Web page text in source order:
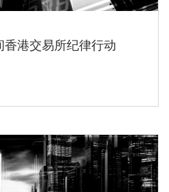
港交易所纪律行动